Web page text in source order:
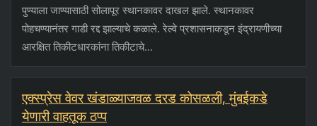
पुण्याला जाण्यासाठी सोलापूर स्थानकावर दाखल झाले. स्थानकावर
पोहचण्यानंतर गाडी रद्द झाल्याचे कळाले. रेल्वे प्रशासनाकडून इंद्रायणीच्या
आरक्षित तिकीटधारकांना तिकीटाचे...
एक्स्प्रेस वेवर खंडाळ्याजवळ दरड कोसळली, मुंबईकडे
येणारी वाहतूक ठप्प